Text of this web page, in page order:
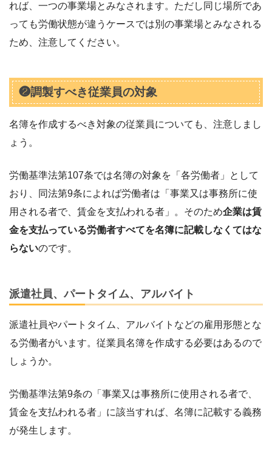
れば、一つの事業場とみなされます。ただし同じ場所であ
っても労働状態が違うケースでは別の事業場とみなされる
ため、注意してください。
❷調製すべき従業員の対象
名簿を作成するべき対象の従業員についても、注意しまし
ょう。
労働基準法第107条では名簿の対象を「各労働者」として
おり、同法第9条によれば労働者は「事業又は事務所に使
用される者で、賃金を支払われる者」。そのため企業は賃
金を支払っている労働者すべてを名簿に記載しなくてはな
らないのです。
派遣社員、パートタイム、アルバイト
派遣社員やパートタイム、アルバイトなどの雇用形態とな
る労働者がいます。従業員名簿を作成する必要はあるので
しょうか。
労働基準法第9条の「事業又は事務所に使用される者で、
賃金を支払われる者」に該当すれば、名簿に記載する義務
が発生します。